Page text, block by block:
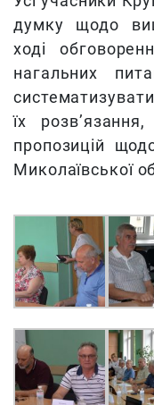
думку щодо
ході
нагальних
їх
пропозицій
Миколаївської